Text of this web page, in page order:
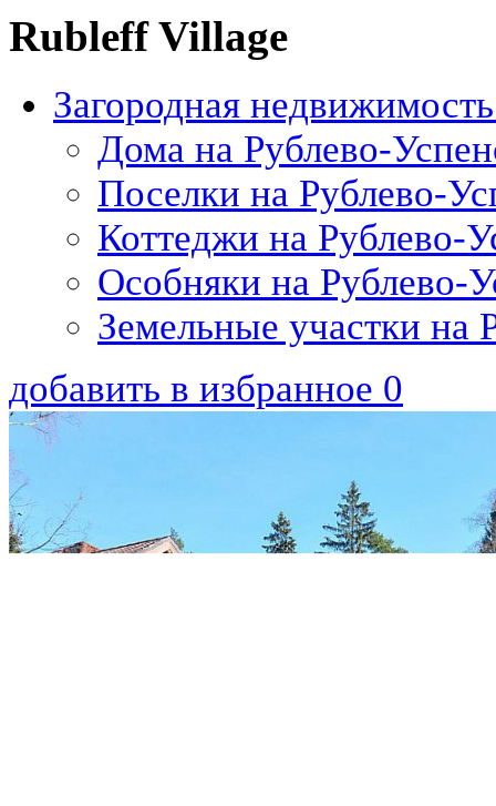
Rubleff Village
Загородная
Дома на Рублево-
Поселки на Рублево-
Коттеджи на Рублево-
Особняки на Рублево-
Земельные участки на
добавить в избранное 0